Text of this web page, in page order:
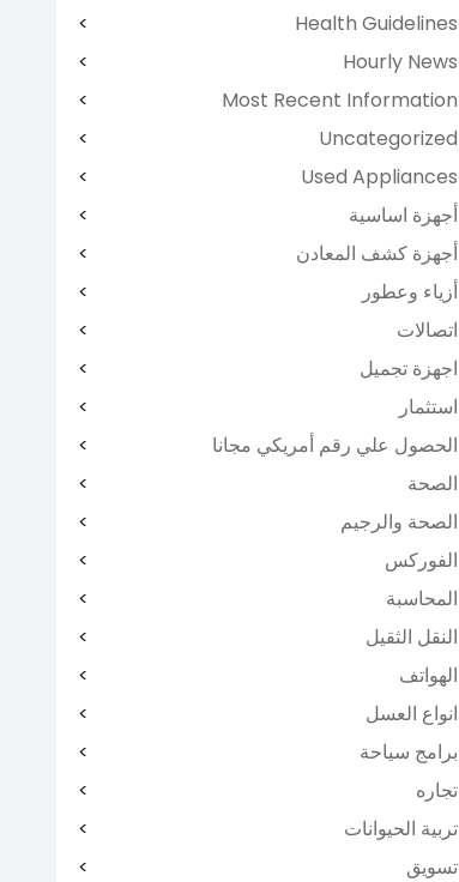
Health Guidelines
Hourly News
Most Recent Information
Uncategorized
Used Appliances
أجهزة اساسية
أجهزة كشف المعادن
أزياء وعطور
اتصالات
اجهزة تجميل
استثمار
الحصول علي رقم أمريكي مجانا
الصحة
الصحة والرجيم
الفوركس
المحاسبة
النقل الثقيل
الهواتف
انواع العسل
برامج سياحة
تجاره
تربية الحيوانات
تسويق